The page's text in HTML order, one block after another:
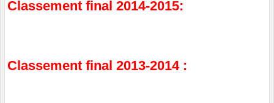
Classement final 2014-2015:
Classement final 2013-2014 :